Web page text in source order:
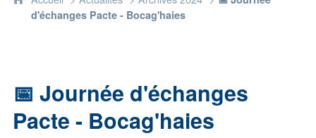
d'échanges Pacte - Bocag'haies
📅 Journée d'échanges
Pacte - Bocag'haies